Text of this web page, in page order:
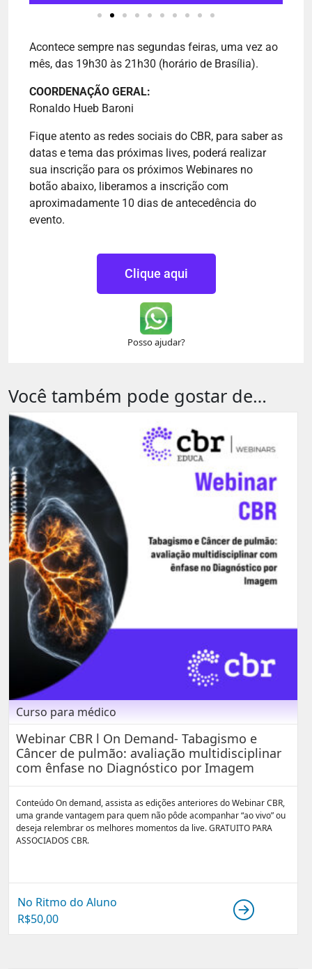
Acontece sempre nas segundas feiras, uma vez ao
mês, das 19h30 às 21h30 (horário de Brasília).
COORDENAÇÃO GERAL:
Ronaldo Hueb Baroni
Fique atento as redes sociais do CBR, para saber as
datas e tema das próximas lives, poderá realizar
sua inscrição para os próximos Webinares no
botão abaixo, liberamos a inscrição com
aproximadamente 10 dias de antecedência do
evento.
Clique aqui
Posso ajudar?
Você também pode gostar de…
Curso para médico
Webinar CBR l On Demand- Tabagismo e
Câncer de pulmão: avaliação multidisciplinar
com ênfase no Diagnóstico por Imagem
Conteúdo On demand, assista as edições anteriores do Webinar CBR,
uma grande vantagem para quem não pôde acompanhar “ao vivo” ou
deseja relembrar os melhores momentos da live. GRATUITO PARA
ASSOCIADOS CBR.
No Ritmo do Aluno
R$50,00